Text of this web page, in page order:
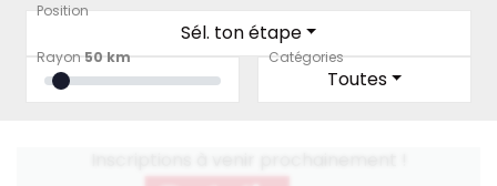
Position
Sél. ton étape
Rayon 50 km Catégories
Toutes